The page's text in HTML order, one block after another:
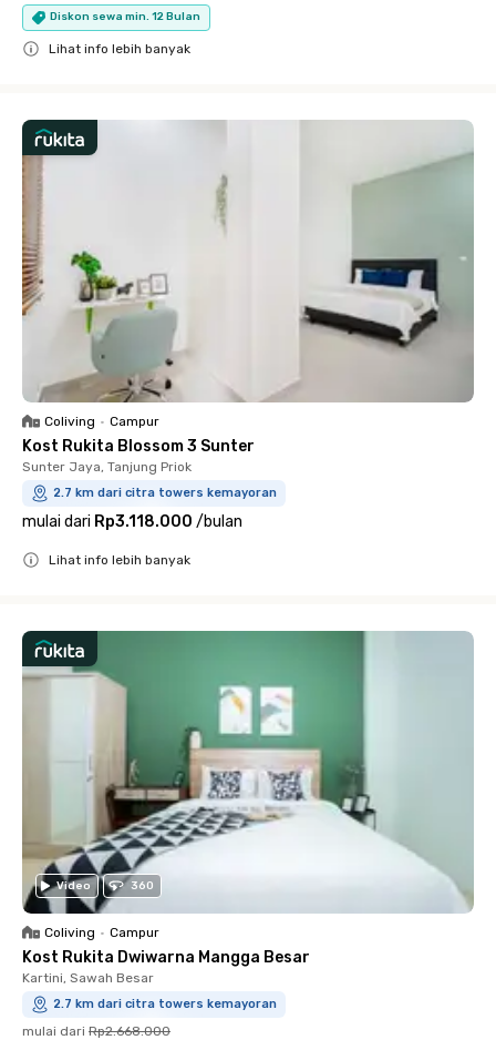
Diskon sewa min. 12 Bulan
Lihat info lebih banyak
Coliving • Campur
Kost Rukita Blossom 3 Sunter
Sunter Jaya, Tanjung Priok
2.7 km dari citra towers kemayoran
mulai dari Rp3.118.000 /bulan
Lihat info lebih banyak
Video 360
Coliving • Campur
Kost Rukita Dwiwarna Mangga Besar
Kartini, Sawah Besar
2.7 km dari citra towers kemayoran
mulai dari Rp2.668.000